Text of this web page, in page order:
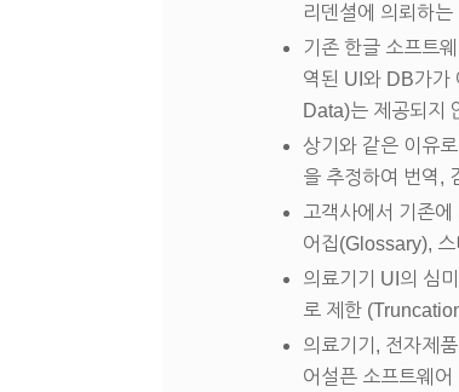
리덴셜에 의뢰하는
기존 한글 소프트
역된 UI와 DB가가
Data)는 제공되지
상기와 같은 이유
을 추정하여 번역,
고객사에서 기존
어집(Glossary),
의료기기 UI의 심
로 제한
의료기기, 전자제
어설픈 소프트웨